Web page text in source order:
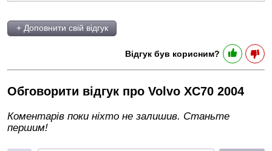
+ Доповнити свій відгук
Відгук був корисним?
Обговорити відгук про Volvo XC70 2004
Коментарів поки ніхто не залишив. Станьте
першим!